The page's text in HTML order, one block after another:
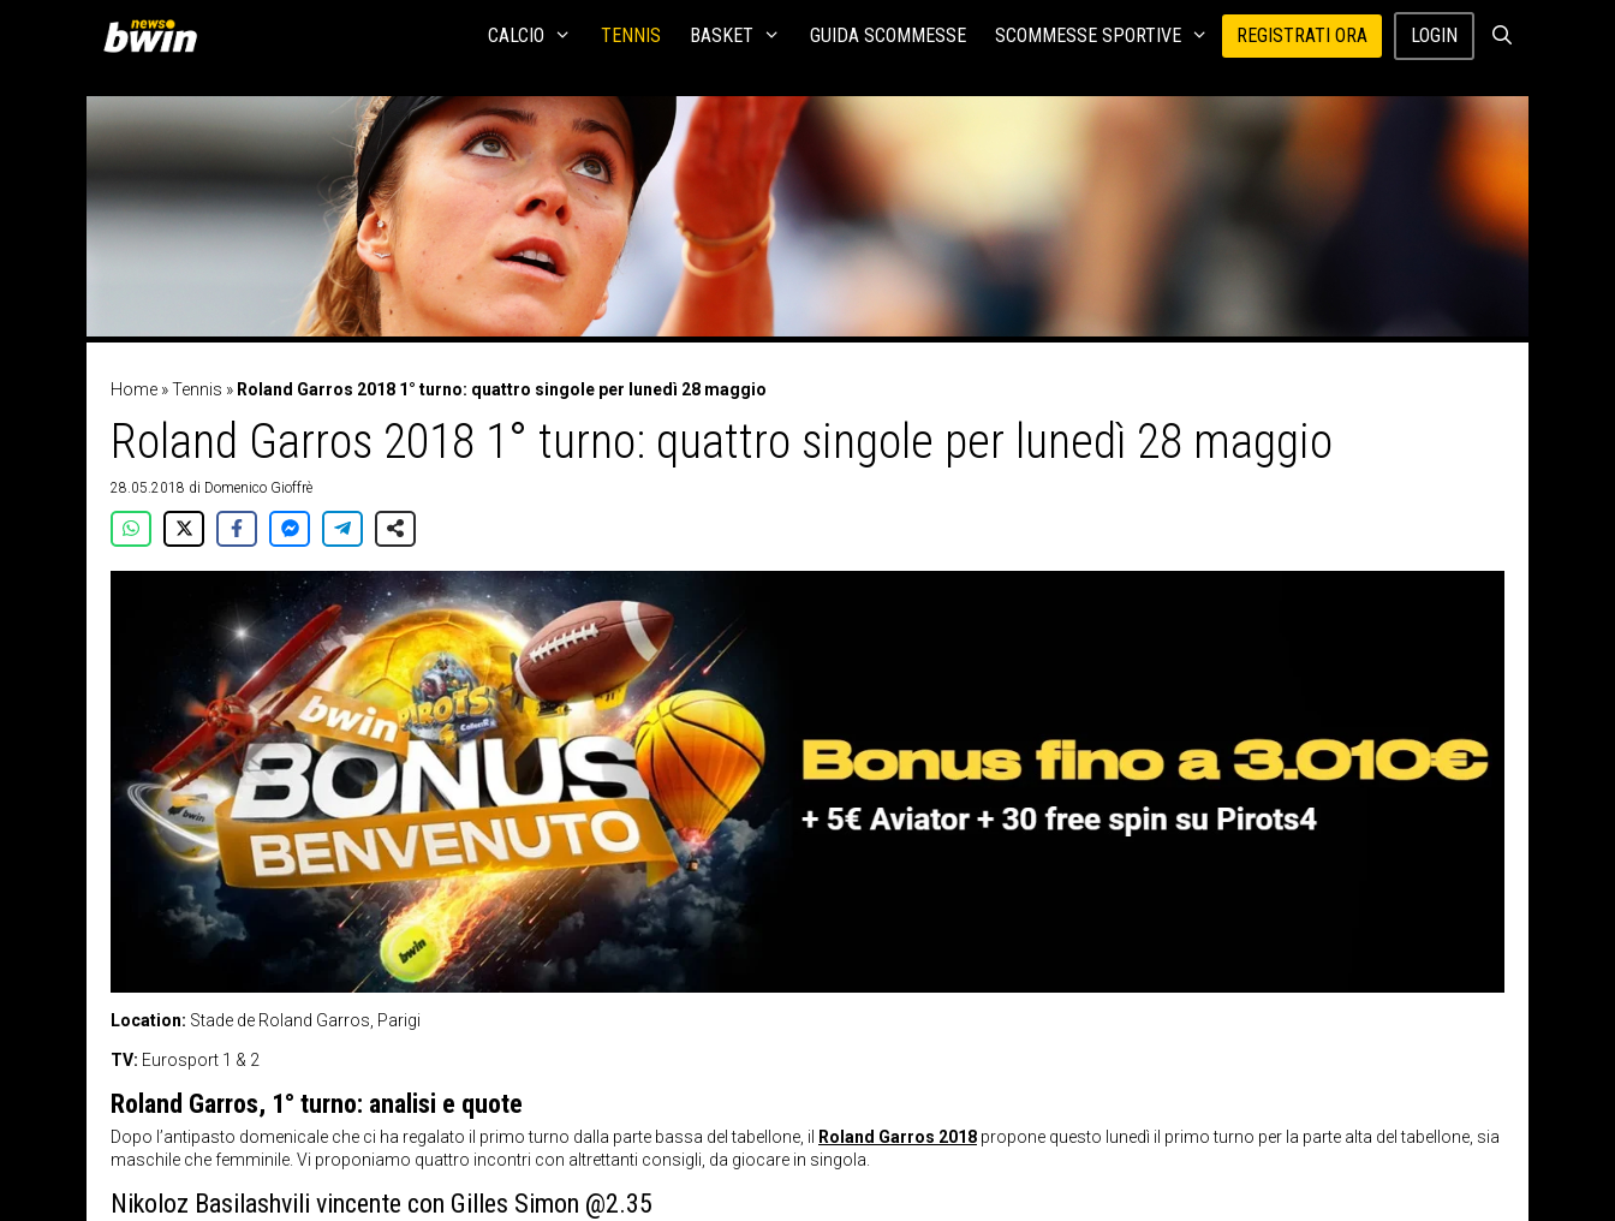
CALCIO TENNIS BASKET GUIDA SCOMMESSE SCOMMESSE SPORTIVE REGISTRATI ORA LOGIN
Home »Tennis » Roland Garros 2018 1° turno: quattro singole per lunedì 28 maggio
Roland Garros 2018 1° turno: quattro singole per lunedì 28 maggio
28.05.2018 di Domenico Gioffrè
Location: Stade de Roland Garros, Parigi
TV: Eurosport 1 & 2
Roland Garros, 1° turno: analisi e quote
Dopo l’antipasto domenicale che ci ha regalato il primo turno dalla parte bassa del tabellone, il Roland Garros 2018 propone questo lunedì il primo turno per la parte alta del tabellone, sia
maschile che femminile. Vi proponiamo quattro incontri con altrettanti consigli, da giocare in singola.
Nikoloz Basilashvili vincente con Gilles Simon @2.35